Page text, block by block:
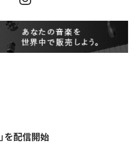
を配信開始